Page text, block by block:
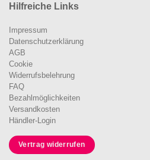
Hilfreiche Links
Impressum
Datenschutzerklärung
AGB
Cookie
Widerrufsbelehrung
FAQ
Bezahlmöglichkeiten
Versandkosten
Händler-Login
Vertrag widerrufen